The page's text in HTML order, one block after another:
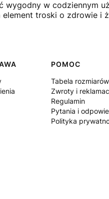
wygodny w codziennym
troski o zdrowie i
POMOC
Tabela rozmiarów
Zwroty i
Regulamin
Pytania i
Polityka